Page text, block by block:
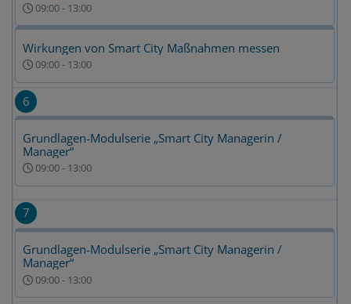
09:00- 13:00
Wirkungen von Smart City Maßnahmen messen
09:00- 13:00
6
Grundlagen-Modulserie „Smart City Managerin /
Manager“
09:00- 13:00
7
Grundlagen-Modulserie „Smart City Managerin /
Manager“
09:00- 13:00